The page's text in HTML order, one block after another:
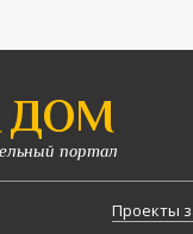
ДОМ
портал
Проекты